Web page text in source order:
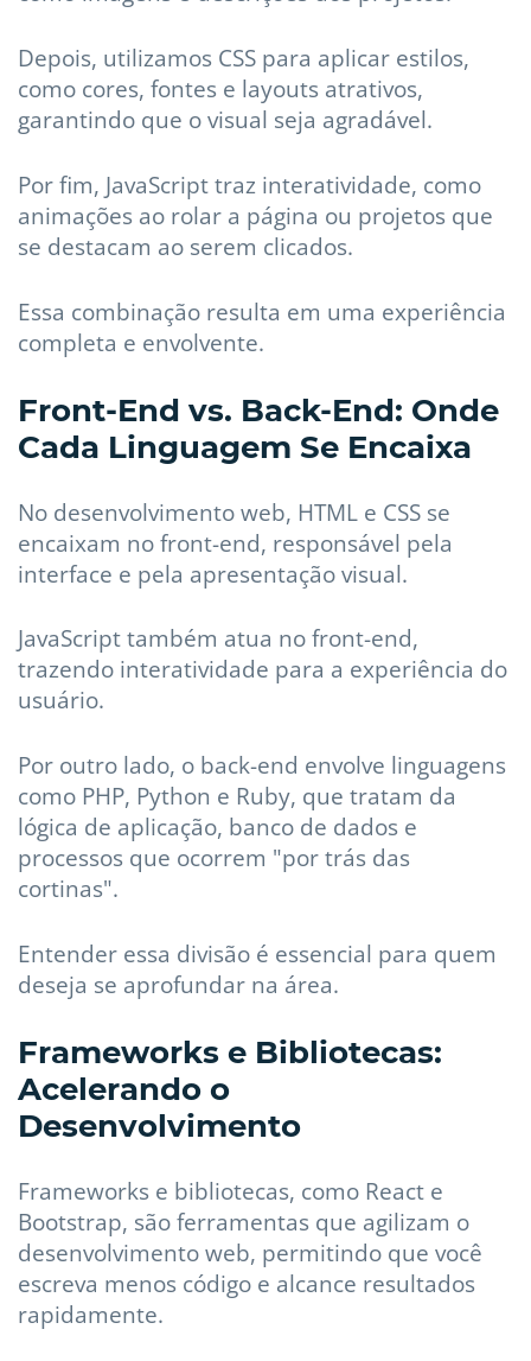
Depois, utilizamos CSS para aplicar estilos,
como cores, fontes e layouts atrativos,
garantindo que o visual seja agradável.
Por fim, JavaScript traz interatividade, como
animações ao rolar a página ou projetos que
se destacam ao serem clicados.
Essa combinação resulta em uma experiência
completa e envolvente.
Front-End vs. Back-End: Onde
Cada Linguagem Se Encaixa
No desenvolvimento web, HTML e CSS se
encaixam no front-end, responsável pela
interface e pela apresentação visual.
JavaScript também atua no front-end,
trazendo interatividade para a experiência do
usuário.
Por outro lado, o back-end envolve linguagens
como PHP, Python e Ruby, que tratam da
lógica de aplicação, banco de dados e
processos que ocorrem "por trás das
cortinas".
Entender essa divisão é essencial para quem
deseja se aprofundar na área.
Frameworks e Bibliotecas:
Acelerando o
Desenvolvimento
Frameworks e bibliotecas, como React e
Bootstrap, são ferramentas que agilizam o
desenvolvimento web, permitindo que você
escreva menos código e alcance resultados
rapidamente.